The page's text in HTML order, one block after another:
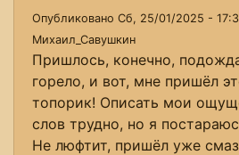
Опубликовано Сб, 25/01/2025 -
Михаил_Савушкин
Пришлось, конечно,
горело, и вот, мне пришёл
топорик! Описать мои
слов трудно, но я
Не люфтит, пришёл уже